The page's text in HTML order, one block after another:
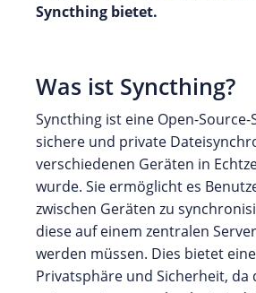
Syncthing bietet.
Was ist Syncthing?
Syncthing ist eine Open-
sichere und private
verschiedenen Geräten in
wurde. Sie ermöglicht es
zwischen Geräten zu
diese auf einem zentralen
werden müssen. Dies bietet
Privatsphäre und Sicherheit, da